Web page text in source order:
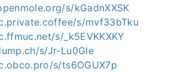
s/kGadnXXSK
s/mvf33bTku
s/_k5EVKKXKY
s/Jr-Lu0Gle
s/ts6OGUX7p